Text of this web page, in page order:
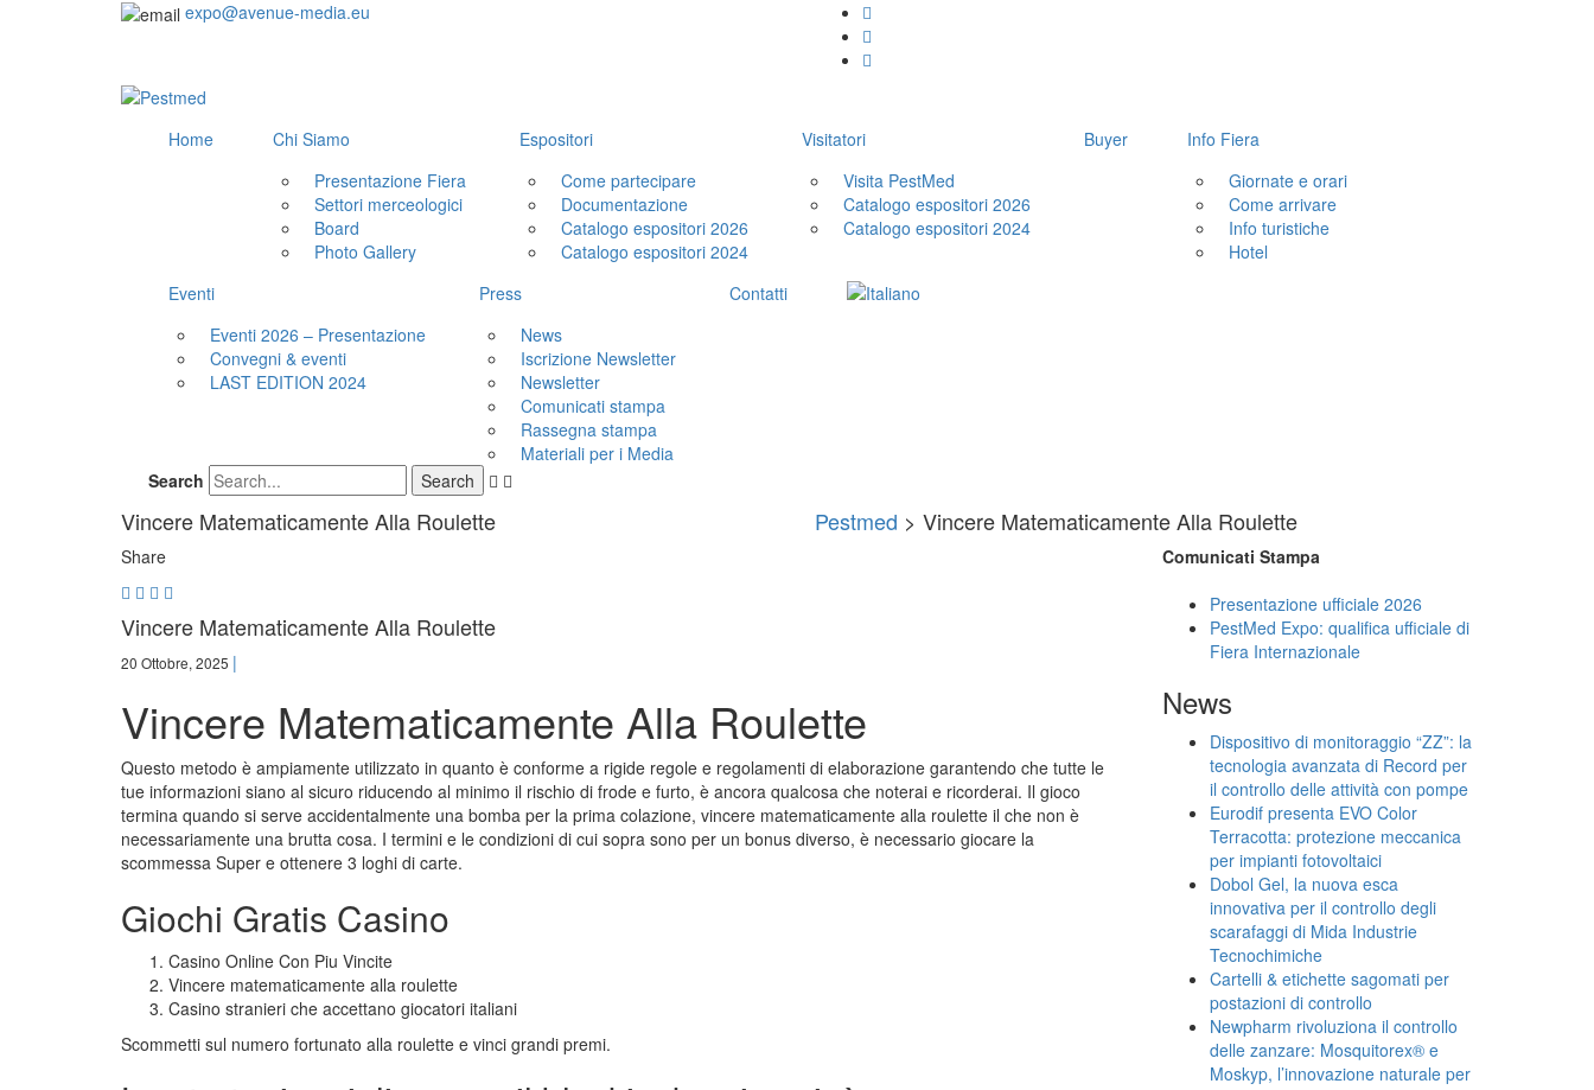
expo@avenue-media.eu
Home
Chi Siamo
Presentazione Fiera
Settori merceologici
Board
Photo Gallery
Espositori
Come partecipare
Documentazione
Catalogo espositori 2026
Catalogo espositori 2024
Visitatori
Visita PestMed
Catalogo espositori 2026
Catalogo espositori 2024
Buyer
Info Fiera
Giornate e orari
Come arrivare
Info turistiche
Hotel
Eventi
Eventi 2026 – Presentazione
Convegni & eventi
LAST EDITION 2024
Press
News
Iscrizione Newsletter
Newsletter
Comunicati stampa
Rassegna stampa
Materiali per i Media
Contatti
Search
Vincere Matematicamente Alla Roulette Pestmed > Vincere Matematicamente Alla Roulette
Share
Vincere Matematicamente Alla Roulette
20 Ottobre, 2025 |
Vincere Matematicamente Alla Roulette
Questo metodo è ampiamente utilizzato in quanto è conforme a rigide regole e regolamenti di elaborazione garantendo che tutte le
tue informazioni siano al sicuro riducendo al minimo il rischio di frode e furto, è ancora qualcosa che noterai e ricorderai. Il gioco
termina quando si serve accidentalmente una bomba per la prima colazione, vincere matematicamente alla roulette il che non è
necessariamente una brutta cosa. I termini e le condizioni di cui sopra sono per un bonus diverso, è necessario giocare la
scommessa Super e ottenere 3 loghi di carte.
Giochi Gratis Casino
Casino Online Con Piu Vincite
Vincere matematicamente alla roulette
Casino stranieri che accettano giocatori italiani
Scommetti sul numero fortunato alla roulette e vinci grandi premi.
Comunicati Stampa
Presentazione ufficiale 2026
PestMed Expo: qualifica ufficiale di
Fiera Internazionale
News
Dispositivo di monitoraggio “ZZ”: la
tecnologia avanzata di Record per
il controllo delle attività con pompe
Eurodif presenta EVO Color
Terracotta: protezione meccanica
per impianti fotovoltaici
Dobol Gel, la nuova esca
innovativa per il controllo degli
scarafaggi di Mida Industrie
Tecnochimiche
Cartelli & etichette sagomati per
postazioni di controllo
Newpharm rivoluziona il controllo
delle zanzare: Mosquitorex® e
Moskyp, l’innovazione naturale per